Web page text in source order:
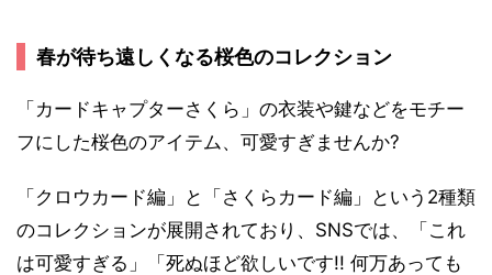
春が待ち遠しくなる桜色のコレクション
「カードキャプターさくら」の衣装や鍵などをモチー
フにした桜色のアイテム、可愛すぎませんか?
「クロウカード編」と「さくらカード編」という2種類
のコレクションが展開されており、SNSでは、「これ
は可愛すぎる」「死ぬほど欲しいです!! 何万あっても